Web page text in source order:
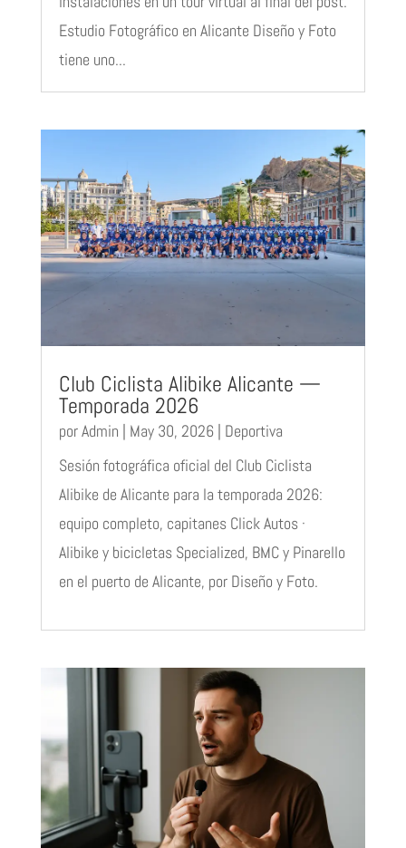
Estudio Fotográfico en Alicante Diseño y Foto
tiene uno...
Club Ciclista Alibike Alicante —
Temporada 2026
porAdmin | May 30, 2026| Deportiva
Sesión fotográfica oficial del Club Ciclista
Alibike de Alicante para la temporada 2026:
equipo completo, capitanes Click Autos ·
Alibike y bicicletas Specialized, BMC y Pinarello
en el puerto de Alicante, por Diseño y Foto.